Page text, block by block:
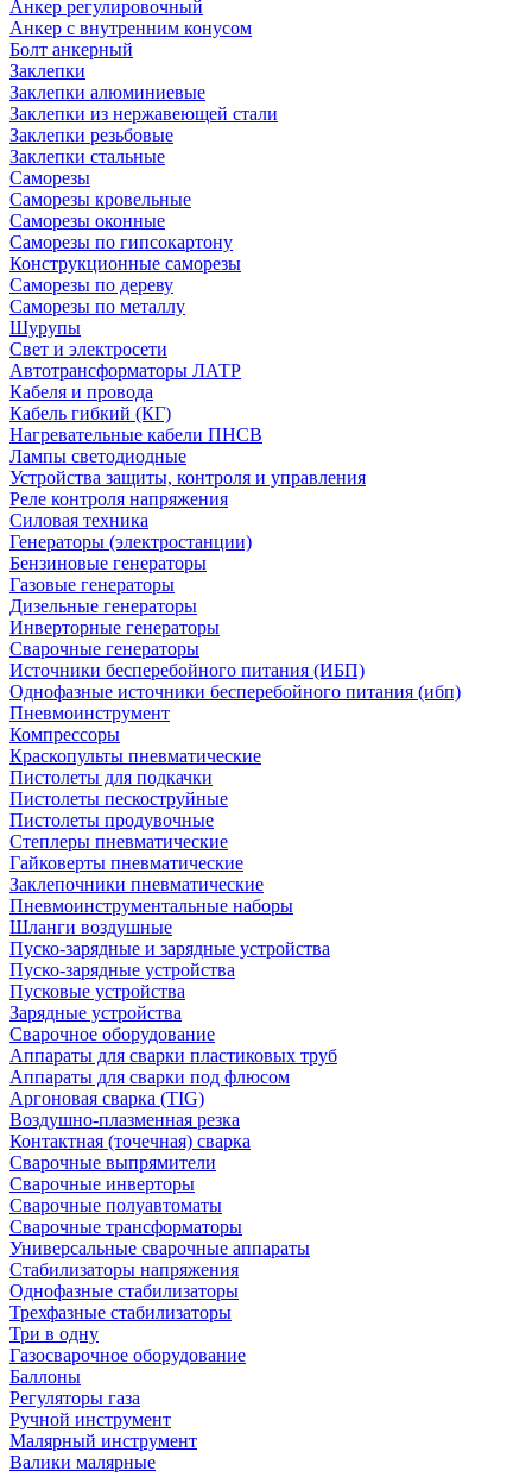
Анкер регулировочный
Анкер с внутренним конусом
Болт анкерный
Заклепки
Заклепки алюминиевые
Заклепки из нержавеющей стали
Заклепки резьбовые
Заклепки стальные
Саморезы
Саморезы кровельные
Саморезы оконные
Саморезы по гипсокартону
Конструкционные саморезы
Саморезы по дереву
Саморезы по металлу
Шурупы
Свет и электросети
Автотрансформаторы ЛАТР
Кабеля и провода
Кабель гибкий (КГ)
Нагревательные кабели ПНСВ
Лампы светодиодные
Устройства защиты, контроля и управления
Реле контроля напряжения
Силовая техника
Генераторы (электростанции)
Бензиновые генераторы
Газовые генераторы
Дизельные генераторы
Инверторные генераторы
Сварочные генераторы
Источники бесперебойного питания (ИБП)
Однофазные источники бесперебойного питания (ибп)
Пневмоинструмент
Компрессоры
Краскопульты пневматические
Пистолеты для подкачки
Пистолеты пескоструйные
Пистолеты продувочные
Степлеры пневматические
Гайковерты пневматические
Заклепочники пневматические
Пневмоинструментальные наборы
Шланги воздушные
Пуско-зарядные и зарядные устройства
Пуско-зарядные устройства
Пусковые устройства
Зарядные устройства
Сварочное оборудование
Аппараты для сварки пластиковых труб
Аппараты для сварки под флюсом
Аргоновая сварка (TIG)
Воздушно-плазменная резка
Контактная (точечная) сварка
Сварочные выпрямители
Сварочные инверторы
Сварочные полуавтоматы
Сварочные трансформаторы
Универсальные сварочные аппараты
Стабилизаторы напряжения
Однофазные стабилизаторы
Трехфазные стабилизаторы
Три в одну
Газосварочное оборудование
Баллоны
Регуляторы газа
Ручной инструмент
Малярный инструмент
Валики малярные